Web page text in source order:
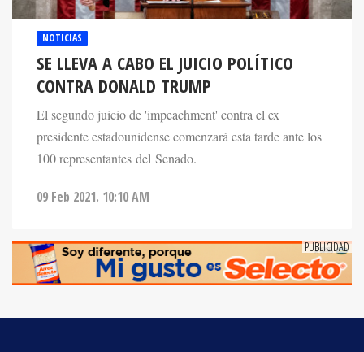
NOTICIAS
SE LLEVA A CABO EL JUICIO POLÍTICO
CONTRA DONALD TRUMP
El segundo juicio de 'impeachment' contra el ex
presidente estadounidense comenzará esta tarde ante los
100 representantes del Senado.